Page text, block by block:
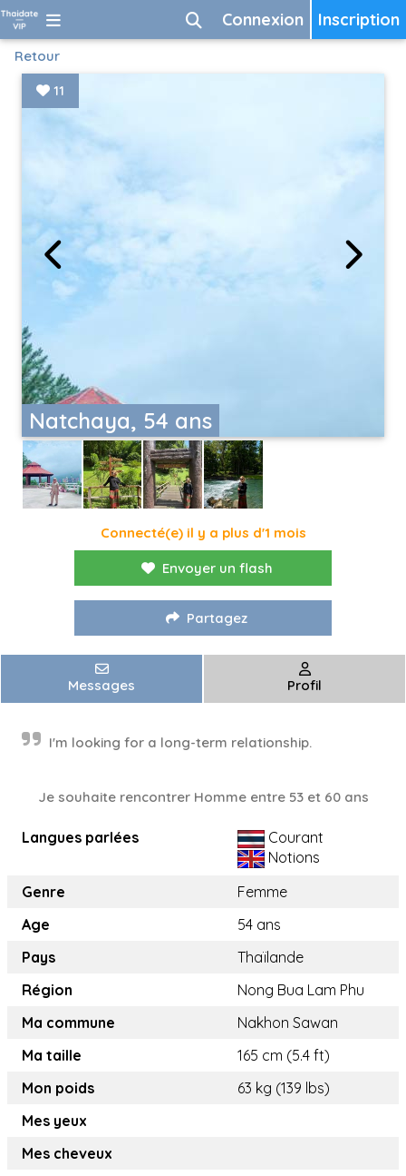
Inscription
Connexion
Retour
Natchaya, 54 ans
11
Connecté(e) il y a plus d'1 mois
Envoyer un flash
Partagez
Messages Profil
I'm looking for a long-term relationship.
Je souhaite rencontrer Homme entre 53 et 60 ans
Langues parlées
Courant
Notions
Genre
Femme
Age
54 ans
Pays
Thaïlande
Région
Nong Bua Lam Phu
Ma commune
Nakhon Sawan
Ma taille
165 cm (5.4 ft)
Mon poids
63 kg (139 lbs)
Mes yeux
Mes cheveux